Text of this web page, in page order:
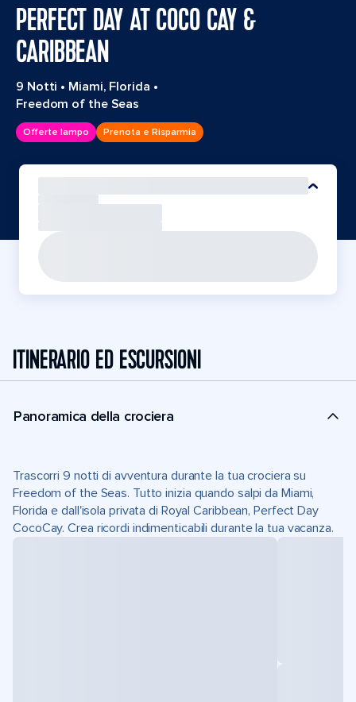
PERFECT DAY AT COCO CAY &
CARIBBEAN
9 Notti • Miami, Florida •
Freedom of the Seas
Offerte lampo Prenota e Risparmia
ITINERARIO ED ESCURSIONI
Panoramica della crociera
Trascorri 9 notti di avventura durante la tua crociera su
Freedom of the Seas. Tutto inizia quando salpi da Miami,
Florida e dall'isola privata di Royal Caribbean, Perfect Day
CocoCay. Crea ricordi indimenticabili durante la tua vacanza.